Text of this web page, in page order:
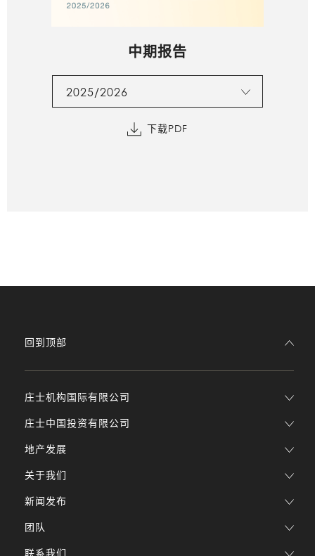
中期报告
2025/2026
下载PDF
庄士机构国际有限公司
庄士中国投资有限公司
地产发展
关于我们
新闻发布
团队
回到顶部
联系我们